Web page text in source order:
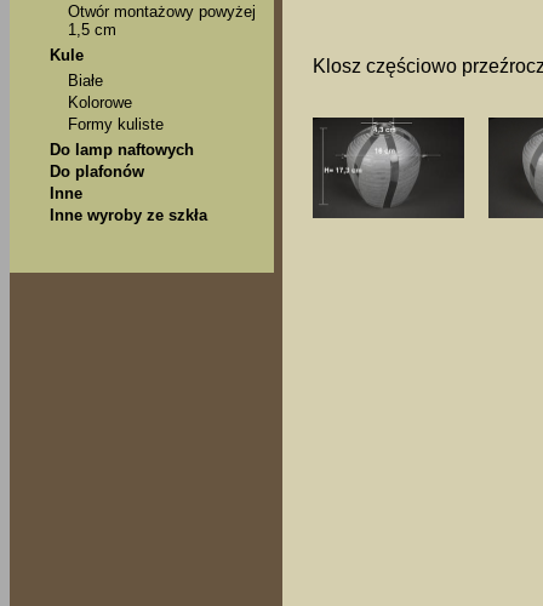
Otwór montażowy powyżej
1,5 cm
Kule
Białe
Kolorowe
Formy kuliste
Do lamp naftowych
Do plafonów
Inne
Inne wyroby ze szkła
Klosz częściowo